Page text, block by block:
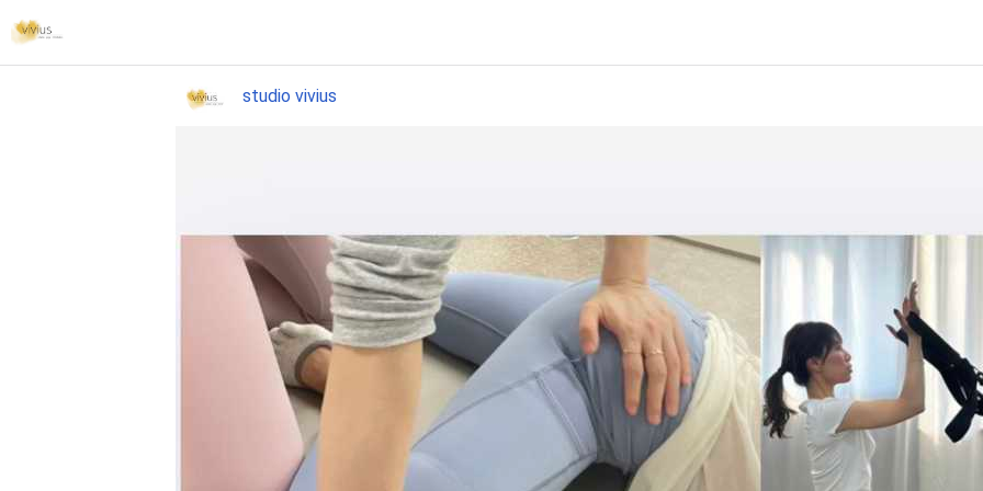
studio vivius